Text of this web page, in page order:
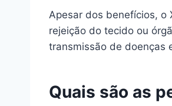
Apesar dos benefícios, o
rejeição do tecido ou
transmissão de doenças
Quais são as